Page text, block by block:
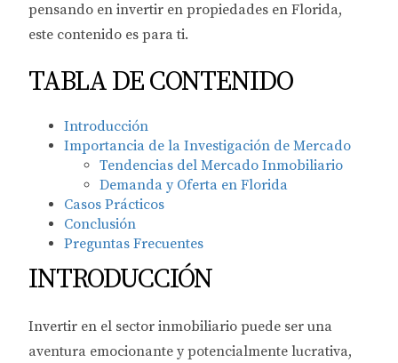
pensando en invertir en propiedades en Florida,
este contenido es para ti.
TABLA DE CONTENIDO
Introducción
Importancia de la Investigación de Mercado
Tendencias del Mercado Inmobiliario
Demanda y Oferta en Florida
Casos Prácticos
Conclusión
Preguntas Frecuentes
INTRODUCCIÓN
Invertir en el sector inmobiliario puede ser una
aventura emocionante y potencialmente lucrativa,